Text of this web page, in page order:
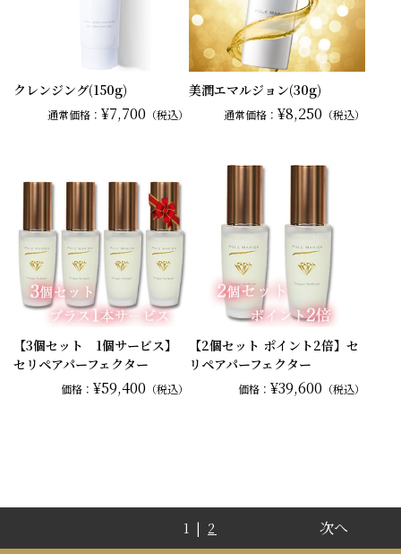
クレンジング(150g)
通常価格：¥7,700 （税込）
美潤エマルジョン(30g)
通常価格： ¥8,250 （税込）
【3個セット 1個サービス】
セリペアパーフェクター
価格：¥59,400 （税込）
【2個セット ポイント2倍】セ
リペアパーフェクター
価格： ¥39,600 （税込）
1 | 2 次へ